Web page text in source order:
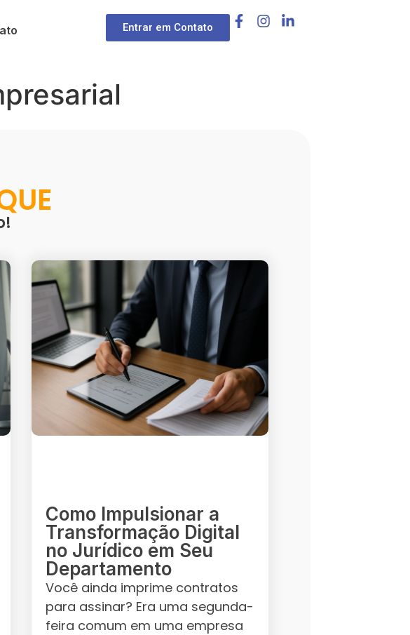
Entrar em Contato
Como Impulsionar a
Transformação Digital
no Jurídico em Seu
Departamento
Você ainda imprime contratos
para assinar? Era uma segunda-
feira comum em uma empresa